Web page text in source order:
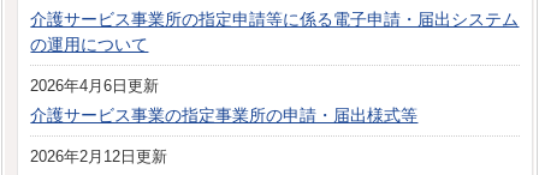
介護サービス事業所の指定申請等に係る電子申請・届出システム
の運用について
2026年4月6日更新
介護サービス事業の指定事業所の申請・届出様式等
2026年2月12日更新